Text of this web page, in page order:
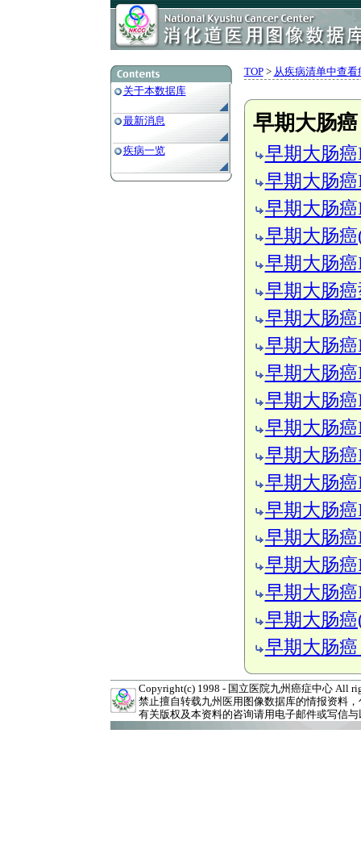
关于本数据库
最新消息
疾病一览
TOP> 从疾病清单中查看
早期大肠癌
早期大肠
早期大肠
早期大肠
早期大肠
早期大肠
早期大肠
早期大肠
早期大肠
早期大肠
早期大肠
早期大肠
早期大肠
早期大肠
早期大肠
早期大肠
早期大肠
早期大肠
早期大肠
早期大肠
Copyright(c) 1998 - 国立医院九州癌症中心 All
禁止擅自转载九州医用图像数据库的情报资料
有关版权及本资料的咨询请用电子邮件或写信